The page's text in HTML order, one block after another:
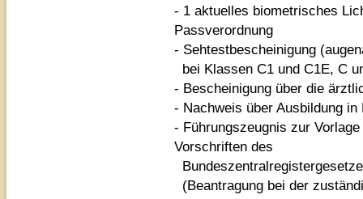
- 1 aktuelles biometrisches
Passverordnung
- Sehtestbescheinigung
bei Klassen C1 und C1E, C
- Bescheinigung über die
- Nachweis über Ausbildung
- Führungszeugnis zur
Vorschriften des
(Beantragung bei der